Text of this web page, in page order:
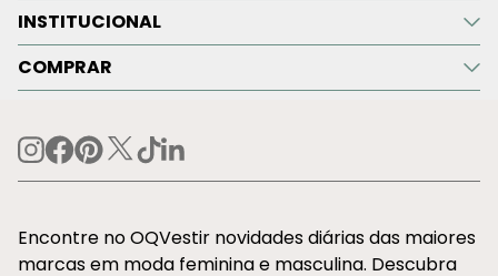
INSTITUCIONAL
COMPRAR
Encontre no OQVestir novidades diárias das maiores
marcas em moda feminina e masculina. Descubra